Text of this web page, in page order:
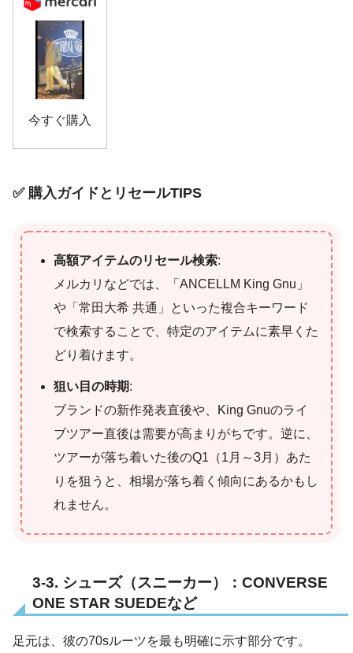
今すぐ購入
✅ 購入ガイドとリセールTIPS
高額アイテムのリセール検索:
メルカリなどでは、「ANCELLM King Gnu」
や「常田大希 共通」といった複合キーワード
で検索することで、特定のアイテムに素早くた
どり着けます。
狙い目の時期:
ブランドの新作発表直後や、King Gnuのライ
ブツアー直後は需要が高まりがちです。逆に、
ツアーが落ち着いた後のQ1（1月～3月）あた
りを狙うと、相場が落ち着く傾向にあるかもし
れません。
3-3. シューズ（スニーカー）：CONVERSE
ONE STAR SUEDEなど
足元は、彼の70sルーツを最も明確に示す部分です。